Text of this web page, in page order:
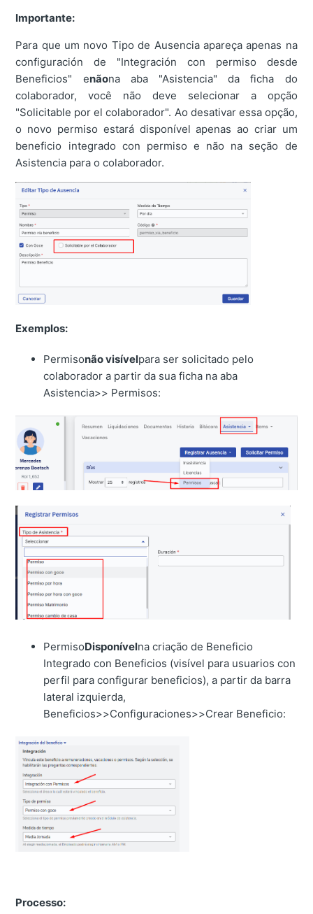
Importante:
Para que um novo Tipo de Ausencia apareça apenas na
configuración de "Integración con permiso desde
Beneficios" enãona aba "Asistencia" da ficha do
colaborador, você não deve selecionar a opção
"Solicitable por el colaborador". Ao desativar essa opção,
o novo permiso estará disponível apenas ao criar um
beneficio integrado con permiso e não na seção de
Asistencia para o colaborador.
Exemplos:
Permisonão visívelpara ser solicitado pelo
colaborador a partir da sua ficha na aba
Asistencia>> Permisos:
PermisoDisponívelna criação de Beneficio
Integrado con Beneficios (visível para usuarios con
perfil para configurar beneficios), a partir da barra
lateral izquierda,
Beneficios>>Configuraciones>>Crear Beneficio:
Processo: